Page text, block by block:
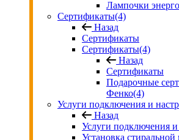
Лампочки
Сертификаты(4)
Назад
Сертификаты
Сертификаты(4)
Назад
Сертификаты
Подарочные
Фенко(4)
Услуги подключения и
Назад
Услуги подключения
Установка